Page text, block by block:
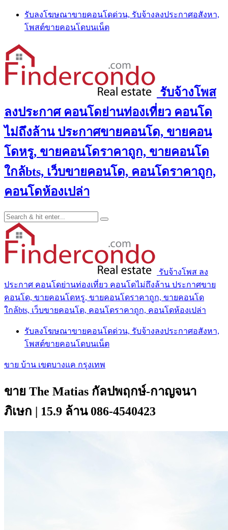
Skip
content
รับลงโฆษณาขายคอนโดด่วน, รับจ้างลงประกาศอสังหา,
โพสต์ขายคอนโดบนเน็ต
รับจ้างโพส
ลงประกาศ คอนโดย่านท่องเที่ยว คอนโด
ไม่ถึงล้าน ประกาศขายคอนโด, ขายคอน
โดหรู, ขายคอนโดราคาถูก, ขายคอนโด
ใกล้bts, เว็บขายคอนโด, คอนโดราคาถูก,
คอนโดห้องเปล่า
รับจ้างโพส ลง
ประกาศ คอนโดย่านท่องเที่ยว คอนโดไม่ถึงล้าน ประกาศขาย
คอนโด, ขายคอนโดหรู, ขายคอนโดราคาถูก, ขายคอนโด
ใกล้bts, เว็บขายคอนโด, คอนโดราคาถูก, คอนโดห้องเปล่า
รับลงโฆษณาขายคอนโดด่วน, รับจ้างลงประกาศอสังหา,
โพสต์ขายคอนโดบนเน็ต
ขาย บ้าน เขตบางแค กรุงเทพ
ขาย The Matias กัลปพฤกษ์-กาญจนา
ภิเษก | 15.9 ล้าน 086-4540423